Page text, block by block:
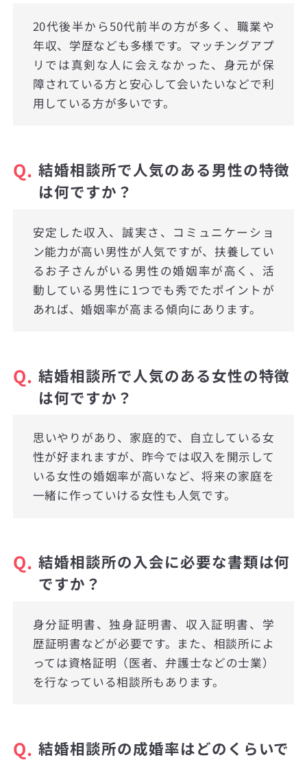
20代後半から50代前半の方が多く、職業や
年収、学歴なども多様です。マッチングアプ
リでは真剣な人に会えなかった、身元が保
障されている方と安心して会いたいなどで利
用している方が多いです。
Q. 結婚相談所で人気のある男性の特徴
は何ですか？
安定した収入、誠実さ、コミュニケーショ
ン能力が高い男性が人気ですが、扶養してい
るお子さんがいる男性の婚姻率が高く、活
動している男性に1つでも秀でたポイントが
あれば、婚姻率が高まる傾向にあります。
Q. 結婚相談所で人気のある女性の特徴
は何ですか？
思いやりがあり、家庭的で、自立している女
性が好まれますが、昨今では収入を開示して
いる女性の婚姻率が高いなど、将来の家庭を
一緒に作っていける女性も人気です。
Q. 結婚相談所の入会に必要な書類は何
ですか？
身分証明書、独身証明書、収入証明書、学
歴証明書などが必要です。また、相談所によ
っては資格証明（医者、弁護士などの士業）
を行なっている相談所もあります。
Q. 結婚相談所の成婚率はどのくらいで